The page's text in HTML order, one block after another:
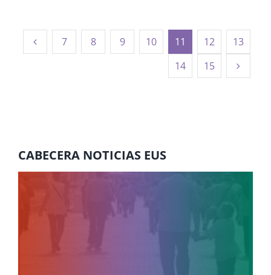
7 8 9 10 11 12
13
14
15
CABECERA NOTICIAS EUS